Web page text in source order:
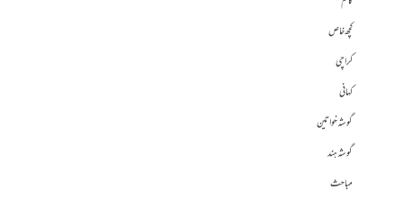
کچھ خاص
کراچی
کہانی
گوشہ خواتین
گوشہ ہند
مباحث